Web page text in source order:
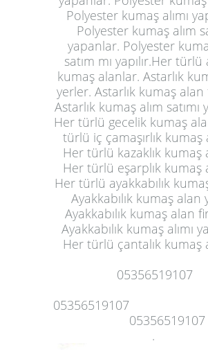
Polyester kumaş alımı
Polyester kumaş alım
yapanlar. Polyester
satım mı yapılır.Her türlü
kumaş alanlar. Astarlık
yerler. Astarlık kumaş
Astarlık kumaş alım satımı
Her türlü gecelik kumaş
türlü iç çamaşırlık kumaş
Her türlü kazaklık kumaş
Her türlü eşarplık kumaş
Her türlü ayakkabılık
Ayakkabılık kumaş alan
Ayakkabılık kumaş alan
Ayakkabılık kumaş alımı
Her türlü çantalık kumaş
05356519107
05356519107
.